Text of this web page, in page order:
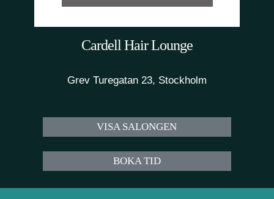
Cardell Hair Lounge
Grev Turegatan 23, Stockholm
VISA SALONGEN
BOKA TID